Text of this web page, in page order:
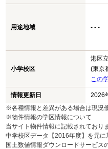
用途地域 - - -
小学校区
港区
(東京
この
情報更新日 2026
※各種情報と差異がある場合は現況
※物件情報の学区情報について
当サイト物件情報に記載されており
中学校区データ【2016年度】を元に
国土数値情報ダウンロードサービ